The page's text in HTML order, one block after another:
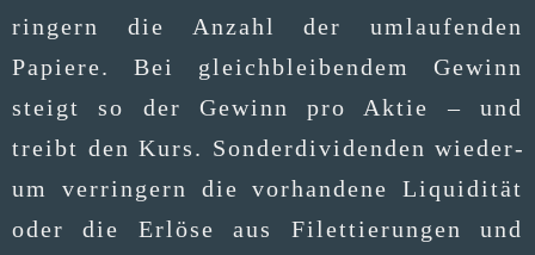
rin­gern die Anzahl der umlau­fen­den
Papie­re. Bei gleich­blei­ben­dem Gewinn
steigt so der Gewinn pro Aktie – und
treibt den Kurs. Son­der­di­vi­den­den wie­der­
um ver­rin­gern die vor­han­de­ne Liqui­di­tät
oder die Erlö­se aus Filet­tie­run­gen und